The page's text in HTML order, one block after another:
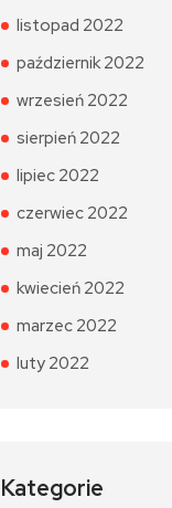
listopad 2022
październik 2022
wrzesień 2022
sierpień 2022
lipiec 2022
czerwiec 2022
maj 2022
kwiecień 2022
marzec 2022
luty 2022
Kategorie